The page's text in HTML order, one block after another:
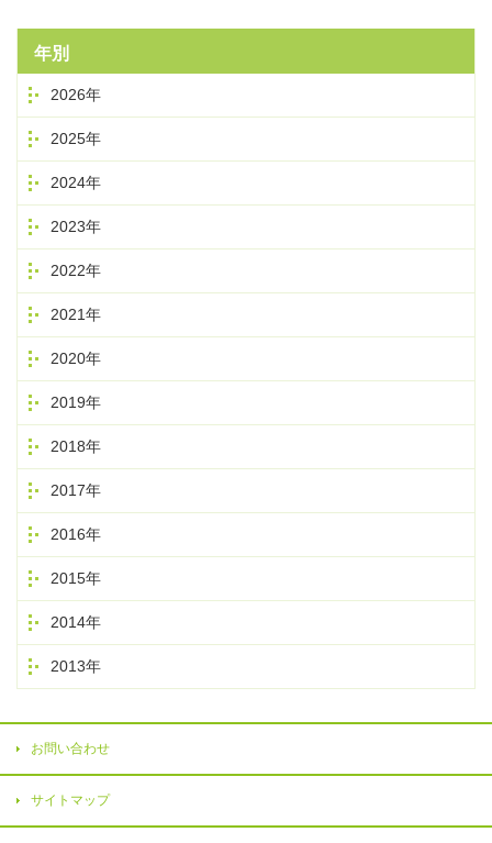
年別
2026年
2025年
2024年
2023年
2022年
2021年
2020年
2019年
2018年
2017年
2016年
2015年
2014年
2013年
お問い合わせ
サイトマップ